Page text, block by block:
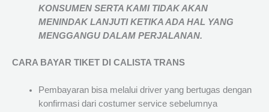
KONSUMEN SERTA KAMI TIDAK AKAN
MENINDAK LANJUTI KETIKA ADA HAL YANG
MENGGANGU DALAM PERJALANAN.
CARA BAYAR TIKET DI CALISTA TRANS
Pembayaran bisa melalui driver yang bertugas dengan
konfirmasi dari costumer service sebelumnya